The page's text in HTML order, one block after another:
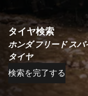
タイヤ検索
ホンダ フリード ス
タイヤ
検索を完了する